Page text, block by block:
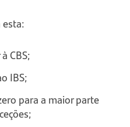
CBS;
IBS;
para a maior parte